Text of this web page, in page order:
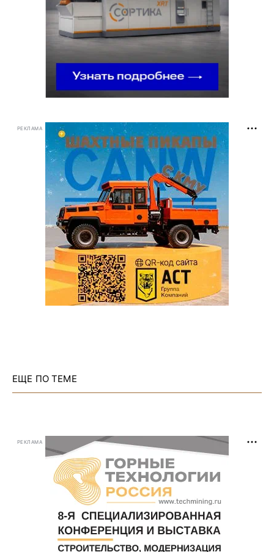
РЕКЛАМА
ЕЩЕ ПО ТЕМЕ
РЕКЛАМА